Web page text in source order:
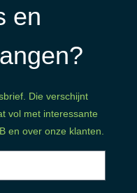
en
Die verschijnt
vol met interessante
en over onze klanten.